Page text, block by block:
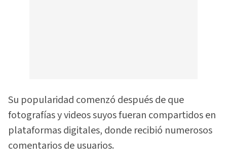
Su popularidad comenzó después de que
fotografías y videos suyos fueran compartidos en
plataformas digitales, donde recibió numerosos
comentarios de usuarios.